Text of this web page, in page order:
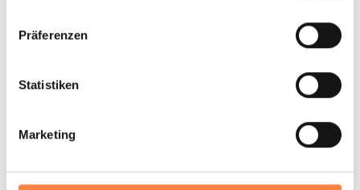
Präferenzen
Statistiken
Marketing